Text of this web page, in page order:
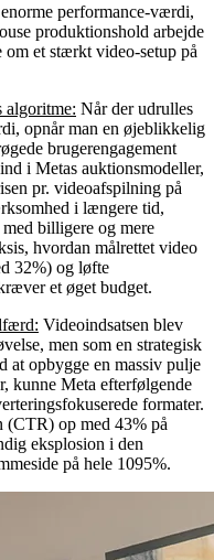
performance-værdi,
produktionshold arbejde
et stærkt video-setup på
algoritme:Når der udrulles
opnår man en øjeblikkelig
brugerengagement
i Metas auktionsmodeller,
pr. videoafspilning på
i længere tid,
billigere og mere
hvordan målrettet video
32%) og løfte
et øget budget.
Videoindsatsen blev
men som en strategisk
at opbygge en massiv pulje
kunne Meta efterfølgende
formater.
(CTR) op med 43% på
eksplosion i den